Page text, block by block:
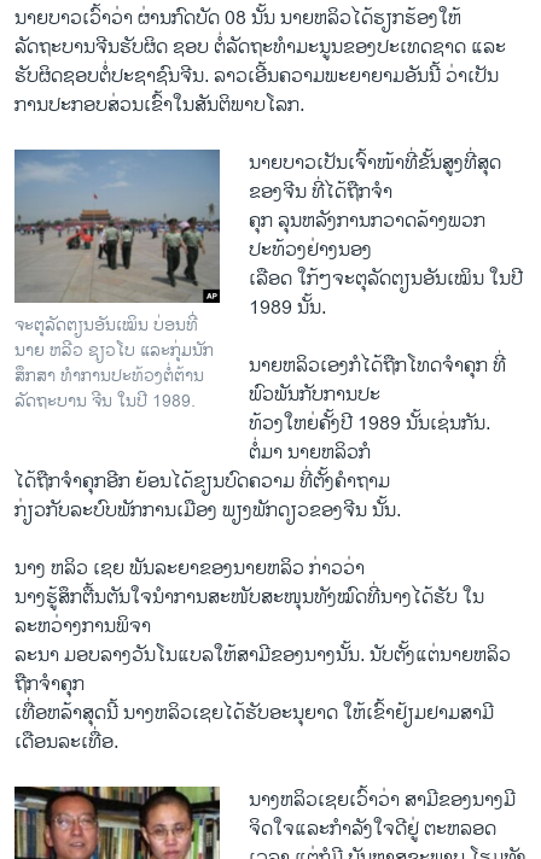
ນາຍບາວ​ເວົ້າວ່າ ຜ່ານກົດບັດ 08 ນັ້ນ ນາຍຫລິວໄດ້ຮຽກຮ້ອງໃຫ້
ລັດຖະບານຈີນຮັບຜິດ ຊອບ ຕໍ່ລັດຖະທຳມະນູນຂອງປະເທດຊາດ ແລະ
ຮັບຜິດຊອບຕໍ່ປະຊາຊົນຈີນ. ລາວ​ເອີ້ນ​ຄວາມ​ພະຍາຍາມ​ອັນ​ນີ້​ ວ່າເປັນ
ການປະກອບສ່ວນ​ເຂົ້າ​ໃນສັນຕິພາບໂລກ.
ຈະຕຸລັດຕຽນອັນເໝິນ ບ່ອນທີ່
ນາຍ ຫລີວ ຊຽວໂບ ແລະກຸ່ມນັກ
ສຶກສາ ທໍາການປະທ້ວງຕໍ່ຕ້ານ
ລັດຖະບານ ຈີນ ໃນປີ 1989.
ນາຍບາວເປັນເຈົ້າໜ້າທີ່ຂັ້ນສູງທີ່ສຸດ
ຂອງຈີນ ທີ່ໄດ້ຖືກຈໍາ
ຄຸກ ລຸນຫລັງການກວາດລ້າງພວກ
ປະທ້ວງຢ່າງນອງ
ເລືອດ ໃກ້ໆຈະຕຸລັດຕຽນອັນເໝິນ ໃນປີ
1989 ນັ້ນ.
ນາຍຫລິວ​ເອງກໍໄດ້ຖືກ​ໂທດຈໍາຄຸກ​ ທີ່
ພົວພັນກັບການປະ
ທ້ວງໃຫຍ່ຄັ້ງປີ 1989 ນັ້ນ​ເຊ່ນ​ກັນ.
ຕໍ່ມາ ນາຍຫລິວກໍ
ໄດ້ຖືກຈໍາຄຸກອີກ ຍ້ອນ​ໄດ້ຂຽນບົດຄວາມ ທີ່ຕັ້ງຄໍາຖາມ
ກ່ຽວ​ກັບລະບົບພັກການເມືອງ ພຽງພັກດຽວຂອງຈີນ ນັ້ນ.
ນາງ ຫລິວ ເຊຍ ພັນລະຍາຂອງນາຍຫລິວ ກ່າວວ່າ
ນາງຮູ້ສຶກ​ຕື້ນ​ຕັນ​ໃຈນໍາການສະໜັບສະໜຸນທັງໝົດທີ່ນາງໄດ້ຮັບ​ ​ໃນ
ລະຫວ່າງການ​ພິຈາ
ລະນາ​ ມອບ​ລາງວັນ​ໂນ​ແບ​ລ​ໃຫ້ສາມີຂອງ​ນາງ​ນັ້ນ. ນັບຕັ້ງແຕ່ນາຍຫລິວ
ຖືກຈໍາຄຸກ
ເທື່ອ​ຫລ້າ​ສຸດນີ້ ນາງຫລິວເຊຍໄດ້ຮັບອະນຸຍາດ ໃຫ້ເຂົ້າຢ້ຽມຢາມສາມີ
ເດືອນລະເທື່ອ.
ນາງຫລິວເຊຍ​ເວົ້າ​ວ່າ ສາມີຂອງນາງມີ​
ຈິດ​ໃຈ​ແລະກໍາລັງ​ໃຈດີ​ຢູ່ ຕະຫລອດ​